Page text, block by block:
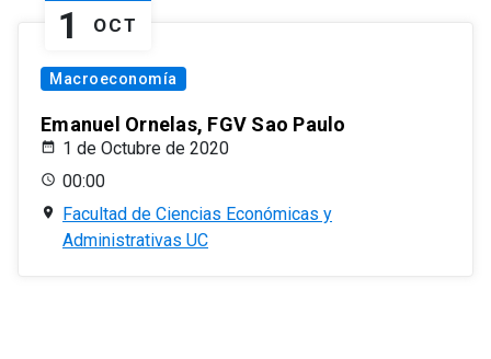
1 OCT
Macroeconomía
Emanuel Ornelas, FGV Sao Paulo
1 de Octubre de 2020
00:00
Facultad de Ciencias Económicas y
Administrativas UC